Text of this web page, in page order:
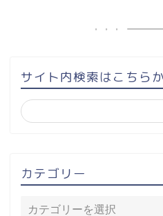
サイト内検索はこちら
カテゴリー